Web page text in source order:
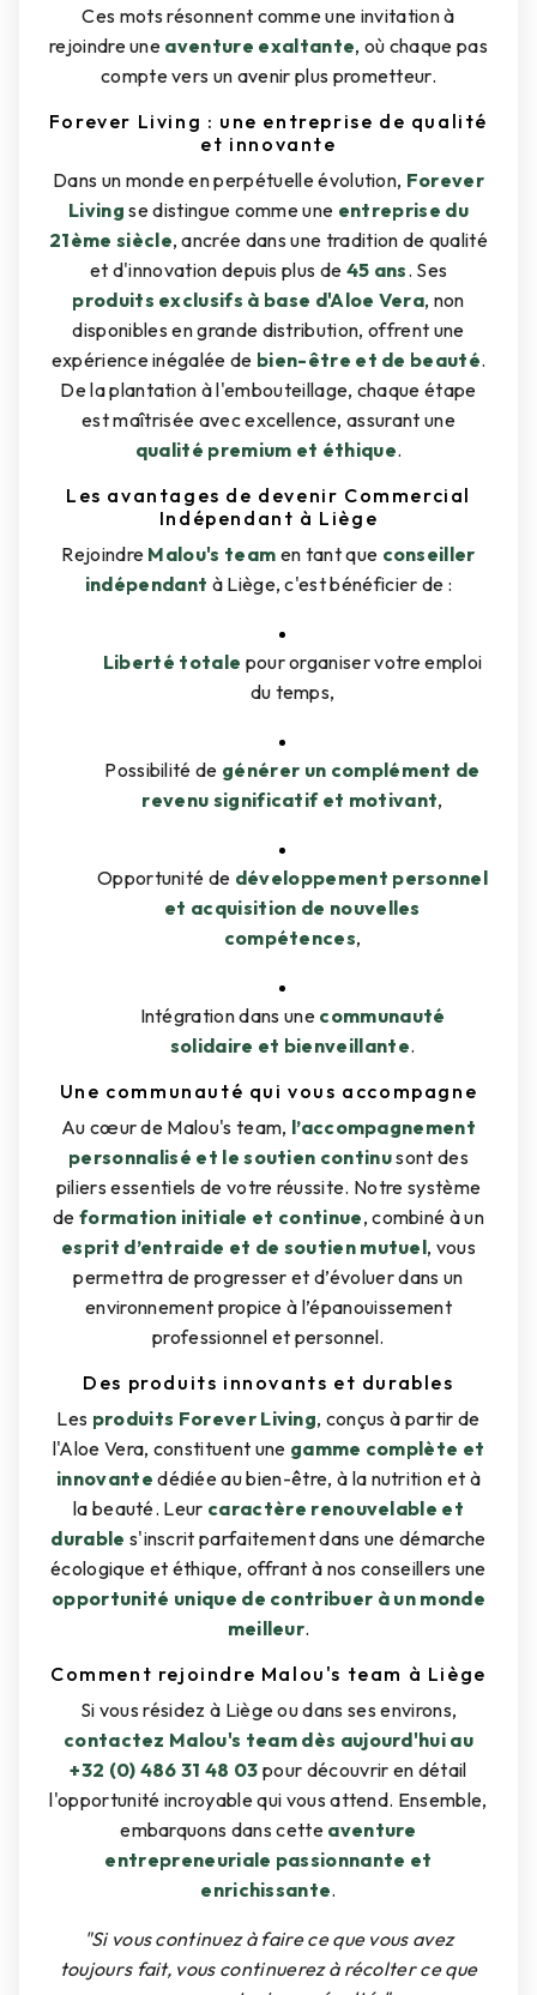
Ces mots résonnent comme une invitation à
rejoindre une aventure exaltante, où chaque pas
compte vers un avenir plus prometteur.
Forever Living : une entreprise de qualité
et innovante
Dans un monde en perpétuelle évolution, Forever
Living se distingue comme une entreprise du
21ème siècle, ancrée dans une tradition de qualité
et d'innovation depuis plus de 45 ans. Ses
produits exclusifs à base d'Aloe Vera, non
disponibles en grande distribution, offrent une
expérience inégalée de bien-être et de beauté.
De la plantation à l'embouteillage, chaque étape
est maîtrisée avec excellence, assurant une
qualité premium et éthique.
Les avantages de devenir Commercial
Indépendant à Liège
Rejoindre Malou's team en tant que conseiller
indépendant à Liège, c'est bénéficier de :
Liberté totale pour organiser votre emploi
du temps,
Possibilité de générer un complément de
revenu significatif et motivant,
Opportunité de développement personnel
et acquisition de nouvelles
compétences,
Intégration dans une communauté
solidaire et bienveillante.
Une communauté qui vous accompagne
Au cœur de Malou's team, l’accompagnement
personnalisé et le soutien continusont des
piliers essentiels de votre réussite. Notre système
de formation initiale et continue, combiné à un
esprit d’entraide et de soutien mutuel, vous
permettra de progresser et d’évoluer dans un
environnement propice à l’épanouissement
professionnel et personnel.
Des produits innovants et durables
Les produits Forever Living, conçus à partir de
l'Aloe Vera, constituent une gamme complète et
innovante dédiée au bien-être, à la nutrition et à
la beauté. Leur caractère renouvelable et
durable s'inscrit parfaitement dans une démarche
écologique et éthique, offrant à nos conseillers une
opportunité unique de contribuer à un monde
meilleur.
Comment rejoindre Malou's team à Liège
Si vous résidez à Liège ou dans ses environs,
contactez Malou's team dès aujourd'hui au
+32 (0) 486 31 48 03 pour découvrir en détail
l'opportunité incroyable qui vous attend. Ensemble,
embarquons dans cette aventure
entrepreneuriale passionnante et
enrichissante.
"Si vous continuez à faire ce que vous avez
toujours fait, vous continuerez à récolter ce que